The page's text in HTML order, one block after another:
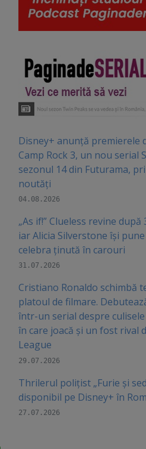
Disney+ anunță premierele
Camp Rock 3, un nou serial
sezonul 14 din Futurama,
noutăți
04.08.2026
„As if!” Clueless revine după
iar Alicia Silverstone își
celebra ținută în carouri
31.07.2026
Cristiano Ronaldo schimbă
platoul de filmare.
într-un serial despre
în care joacă şi un fost rival
League
29.07.2026
Thrilerul polițist „Furie și
disponibil pe Disney+ în
27.07.2026